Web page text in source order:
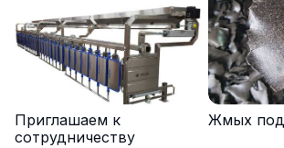
Приглашаем к
сотрудничеству
Жмых